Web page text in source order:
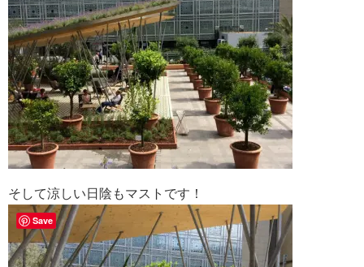
そして涼しい日陰もマストです！
Save